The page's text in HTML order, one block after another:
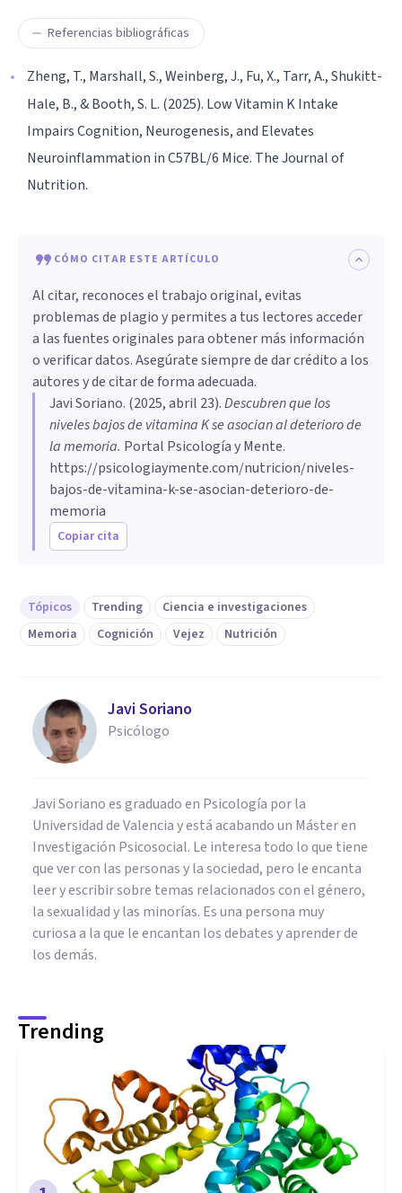
Referencias bibliográficas
Zheng, T., Marshall, S., Weinberg, J., Fu, X., Tarr, A., Shukitt-
Hale, B., & Booth, S. L. (2025). Low Vitamin K Intake
Impairs Cognition, Neurogenesis, and Elevates
Neuroinflammation in C57BL/6 Mice. The Journal of
Nutrition.
CÓMO CITAR ESTE ARTÍCULO
Al citar, reconoces el trabajo original, evitas
problemas de plagio y permites a tus lectores acceder
a las fuentes originales para obtener más información
o verificar datos. Asegúrate siempre de dar crédito a los
autores y de citar de forma adecuada.
Javi Soriano. (2025, abril 23).Descubren que los
niveles bajos de vitamina K se asocian al deterioro de
la memoria. Portal Psicología y Mente.
https://psicologiaymente.com/nutricion/niveles-
bajos-de-vitamina-k-se-asocian-deterioro-de-
memoria
Copiar cita
Tópicos Trending
Ciencia e investigaciones
Memoria
Cognición Vejez Nutrición
Javi Soriano
Psicólogo
Javi Soriano es graduado en Psicología por la
Universidad de Valencia y está acabando un Máster en
Investigación Psicosocial. Le interesa todo lo que tiene
que ver con las personas y la sociedad, pero le encanta
leer y escribir sobre temas relacionados con el género,
la sexualidad y las minorías. Es una persona muy
curiosa a la que le encantan los debates y aprender de
los demás.
Trending